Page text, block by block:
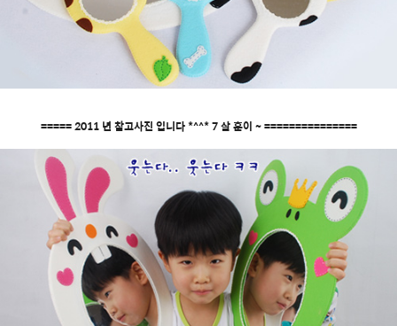
===== 2011 년 참고사진 입니다 *^^* 7 살 훈이 ~ ===============